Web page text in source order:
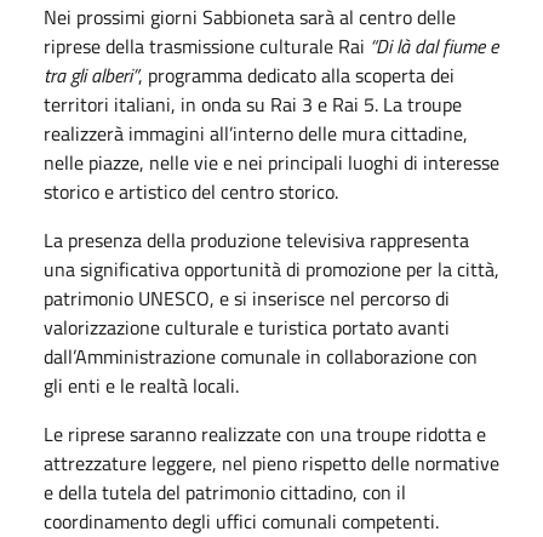
Nei prossimi giorni Sabbioneta sarà al centro delle
riprese della trasmissione culturale Rai “Di là dal fiume e
tra gli alberi”, programma dedicato alla scoperta dei
territori italiani, in onda su Rai 3 e Rai 5. La troupe
realizzerà immagini all’interno delle mura cittadine,
nelle piazze, nelle vie e nei principali luoghi di interesse
storico e artistico del centro storico.
La presenza della produzione televisiva rappresenta
una significativa opportunità di promozione per la città,
patrimonio UNESCO, e si inserisce nel percorso di
valorizzazione culturale e turistica portato avanti
dall’Amministrazione comunale in collaborazione con
gli enti e le realtà locali.
Le riprese saranno realizzate con una troupe ridotta e
attrezzature leggere, nel pieno rispetto delle normative
e della tutela del patrimonio cittadino, con il
coordinamento degli uffici comunali competenti.